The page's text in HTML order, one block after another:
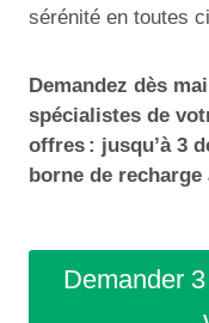
sérénité en toutes
Demandez dès
spécialistes de
offres : jusqu’à 3
borne de
Demander